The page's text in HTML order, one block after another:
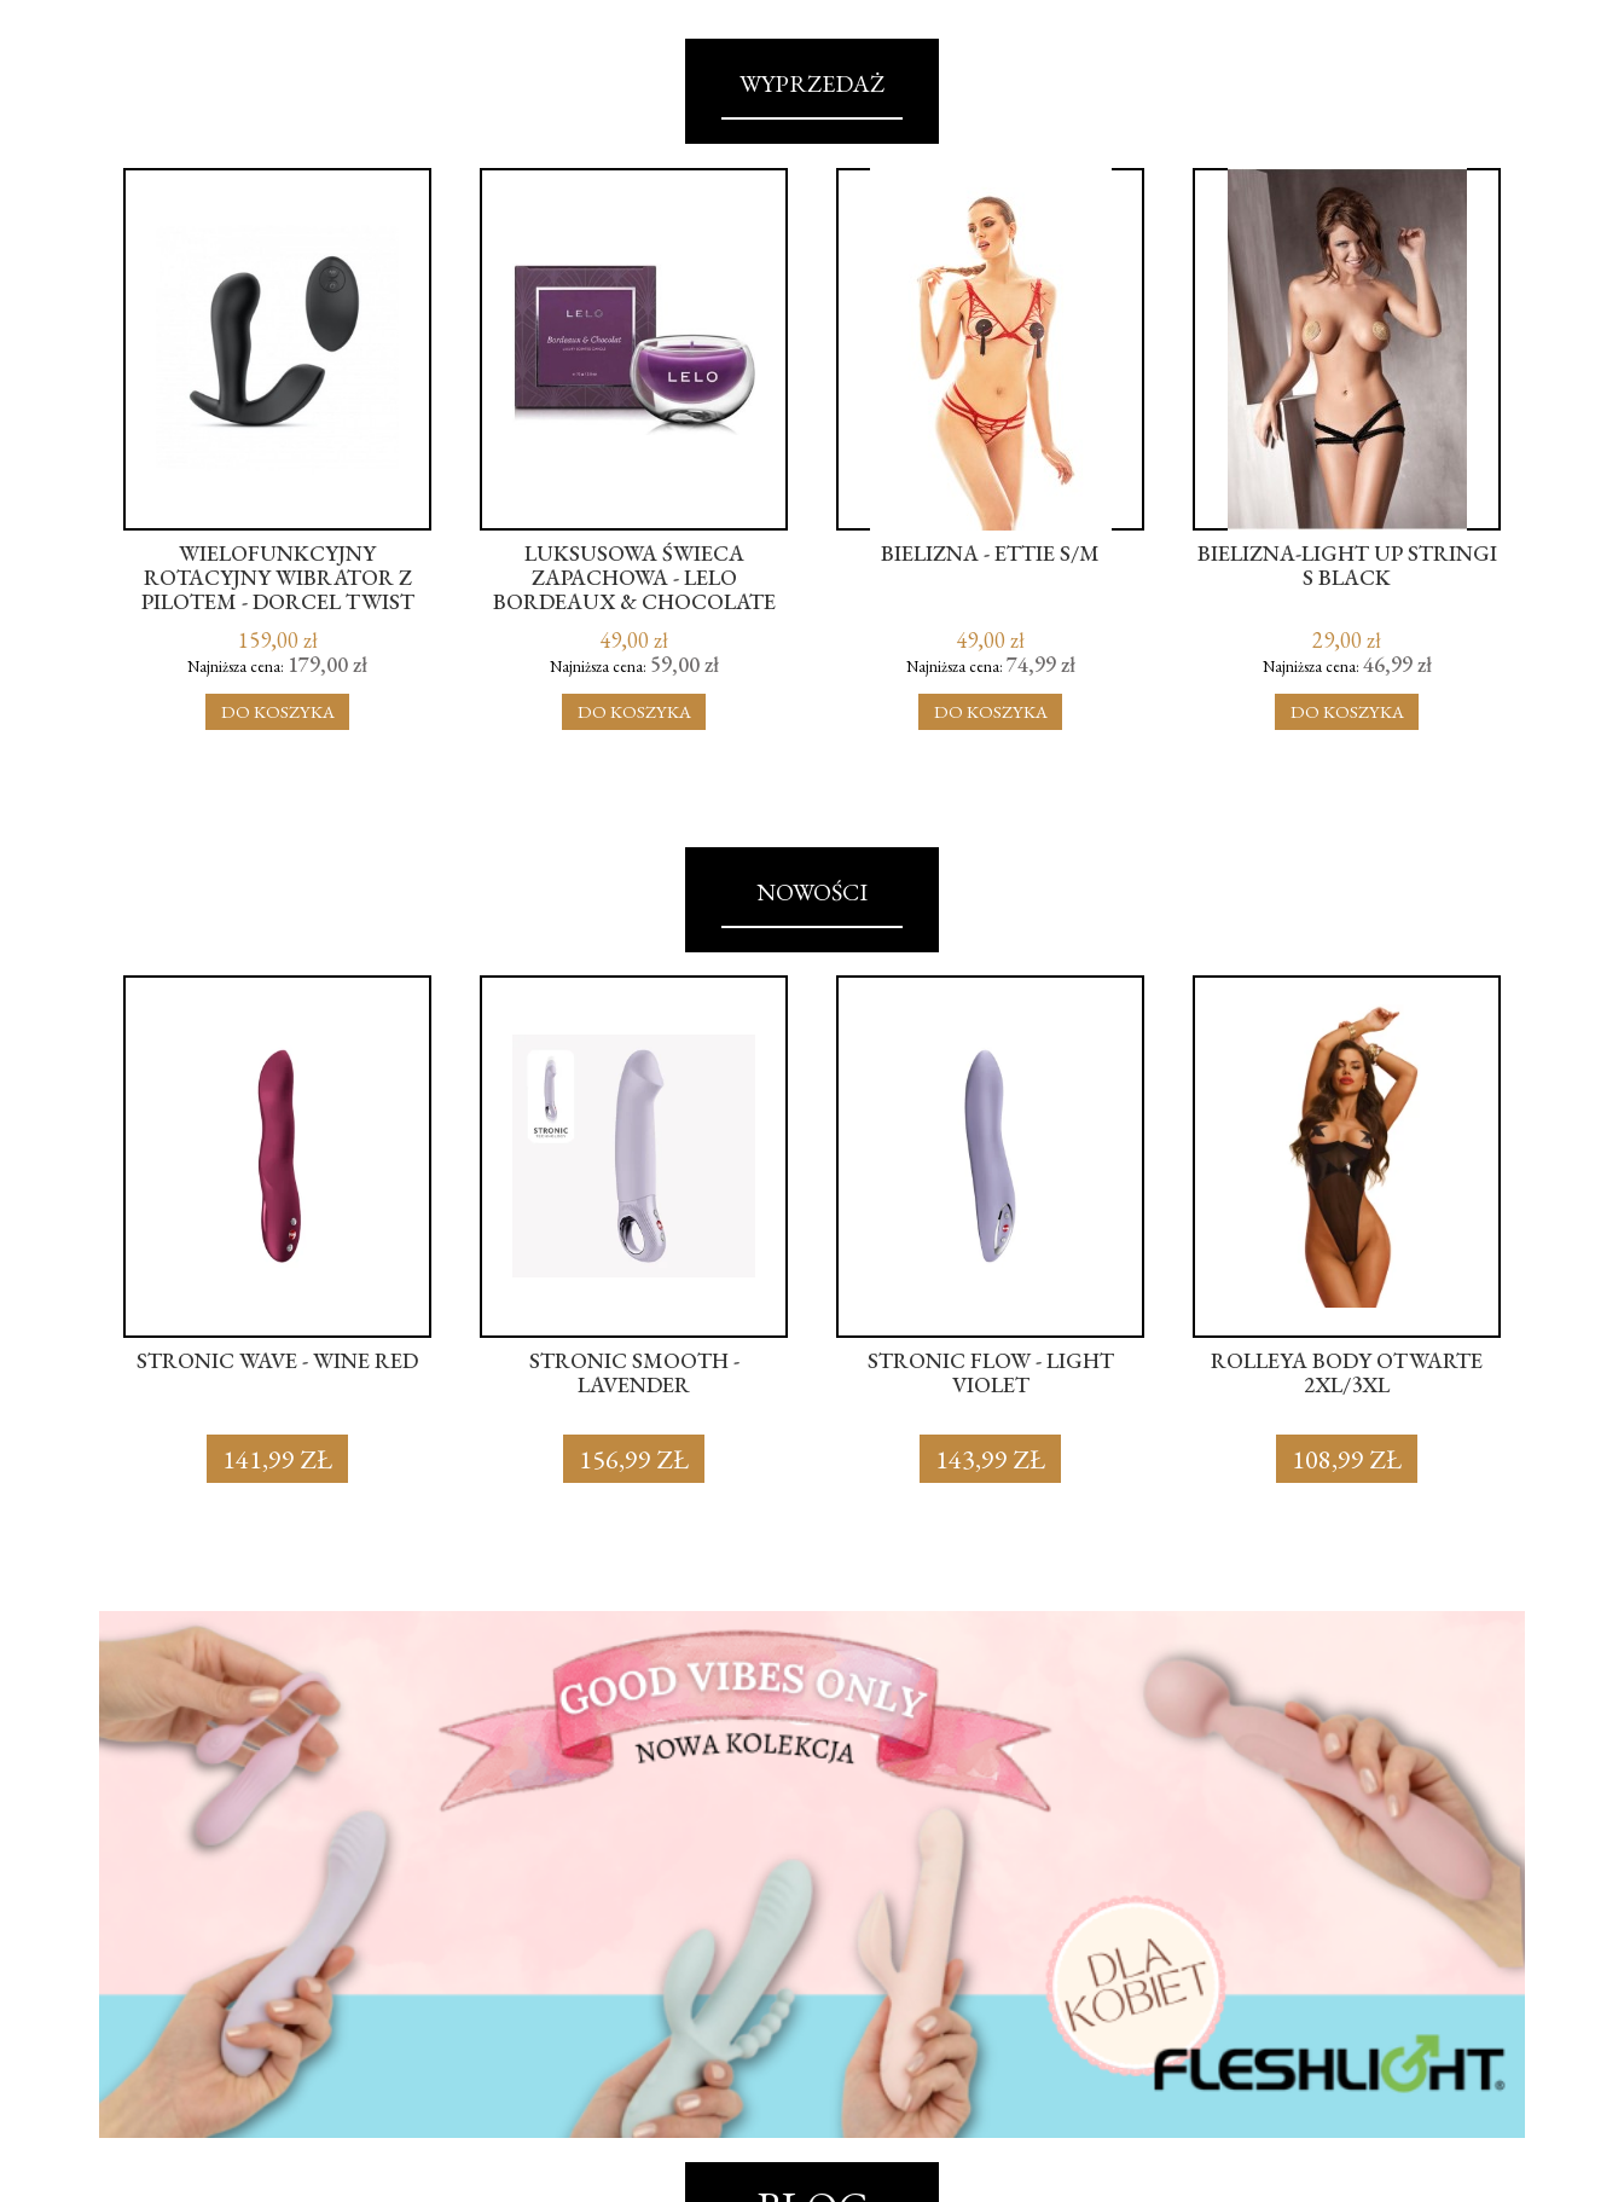
WYPRZEDAŻ
WIELOFUNKCYJNY
ROTACYJNY WIBRATOR Z
PILOTEM - DORCEL TWIST
159,00 zł
Najniższa cena: 179,00 zł
DO KOSZYKA
LUKSUSOWA ŚWIECA
ZAPACHOWA - LELO
BORDEAUX & CHOCOLATE
49,00 zł
Najniższa cena: 59,00 zł
DO KOSZYKA
BIELIZNA - ETTIE S/M
49,00 zł
Najniższa cena: 74,99 zł
DO KOSZYKA
BIELIZNA-LIGHT UP STRINGI
S BLACK
29,00 zł
Najniższa cena: 46,99 zł
DO KOSZYKA
NOWOŚCI
STRONIC WAVE - WINE RED
141,99 ZŁ
STRONIC SMOOTH -
LAVENDER
156,99 ZŁ
STRONIC FLOW - LIGHT
VIOLET
143,99 ZŁ
ROLLEYA BODY OTWARTE
2XL/3XL
108,99 ZŁ